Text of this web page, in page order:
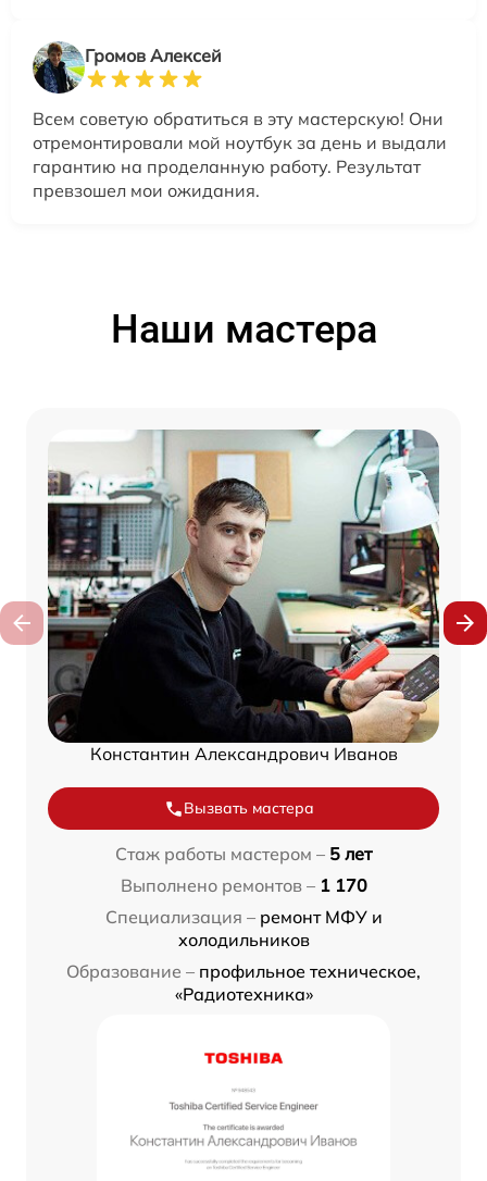
Громов Алексей
Всем советую обратиться в эту мастерскую! Они
отремонтировали мой ноутбук за день и выдали
гарантию на проделанную работу. Результат
превзошел мои ожидания.
Наши мастера
Константин Александрович Иванов
Вызвать мастера
Стаж работы мастером – 5 лет
Выполнено ремонтов – 1 170
Специализация – ремонт МФУ и
холодильников
Образование – профильное техническое,
«Радиотехника»